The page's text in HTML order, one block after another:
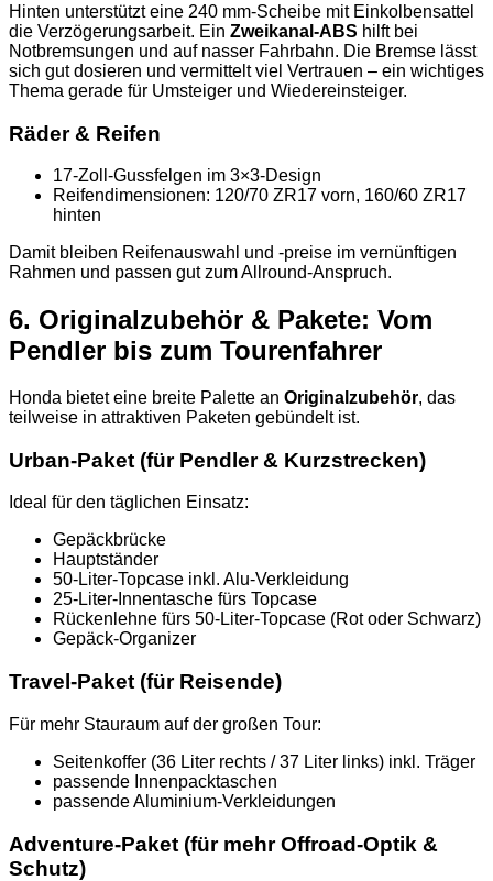
Hinten unterstützt eine 240 mm-Scheibe mit Einkolbensattel
die Verzögerungsarbeit. Ein Zweikanal-ABS hilft bei
Notbremsungen und auf nasser Fahrbahn. Die Bremse lässt
sich gut dosieren und vermittelt viel Vertrauen – ein wichtiges
Thema gerade für Umsteiger und Wiedereinsteiger.
Räder & Reifen
17-Zoll-Gussfelgen im 3×3-Design
Reifendimensionen: 120/70 ZR17 vorn, 160/60 ZR17
hinten
Damit bleiben Reifenauswahl und -preise im vernünftigen
Rahmen und passen gut zum Allround-Anspruch.
6. Originalzubehör & Pakete: Vom
Pendler bis zum Tourenfahrer
Honda bietet eine breite Palette an Originalzubehör, das
teilweise in attraktiven Paketen gebündelt ist.
Urban-Paket (für Pendler & Kurzstrecken)
Ideal für den täglichen Einsatz:
Gepäckbrücke
Hauptständer
50-Liter-Topcase inkl. Alu-Verkleidung
25-Liter-Innentasche fürs Topcase
Rückenlehne fürs 50-Liter-Topcase (Rot oder Schwarz)
Gepäck-Organizer
Travel-Paket (für Reisende)
Für mehr Stauraum auf der großen Tour:
Seitenkoffer (36 Liter rechts / 37 Liter links) inkl. Träger
passende Innenpacktaschen
passende Aluminium-Verkleidungen
Adventure-Paket (für mehr Offroad-Optik &
Schutz)